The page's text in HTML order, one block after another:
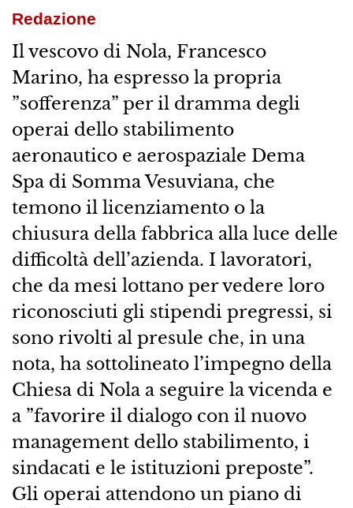
Redazione
Il vescovo di Nola, Francesco
Marino, ha espresso la propria
”sofferenza” per il dramma degli
operai dello stabilimento
aeronautico e aerospaziale Dema
Spa di Somma Vesuviana, che
temono il licenziamento o la
chiusura della fabbrica alla luce delle
difficoltà dell’azienda. I lavoratori,
che da mesi lottano per vedere loro
riconosciuti gli stipendi pregressi, si
sono rivolti al presule che, in una
nota, ha sottolineato l’impegno della
Chiesa di Nola a seguire la vicenda e
a ”favorire il dialogo con il nuovo
management dello stabilimento, i
sindacati e le istituzioni preposte”.
Gli operai attendono un piano di